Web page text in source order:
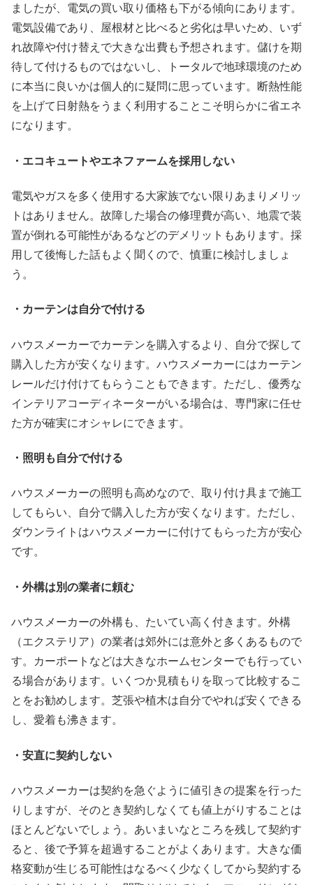
ましたが、電気の買い取り価格も下がる傾向にあります。
電気設備であり、屋根材と比べると劣化は早いため、いず
れ故障や付け替えで大きな出費も予想されます。儲けを期
待して付けるものではないし、トータルで地球環境のため
に本当に良いかは個人的に疑問に思っています。断熱性能
を上げて日射熱をうまく利用することこそ明らかに省エネ
になります。
・エコキュートやエネファームを採用しない
電気やガスを多く使用する大家族でない限りあまりメリッ
トはありません。故障した場合の修理費が高い、地震で装
置が倒れる可能性があるなどのデメリットもあります。採
用して後悔した話もよく聞くので、慎重に検討しましょ
う。
・カーテンは自分で付ける
ハウスメーカーでカーテンを購入するより、自分で探して
購入した方が安くなります。ハウスメーカーにはカーテン
レールだけ付けてもらうこともできます。ただし、優秀な
インテリアコーディネーターがいる場合は、専門家に任せ
た方が確実にオシャレにできます。
・照明も自分で付ける
ハウスメーカーの照明も高めなので、取り付け具まで施工
してもらい、自分で購入した方が安くなります。ただし、
ダウンライトはハウスメーカーに付けてもらった方が安心
です。
・外構は別の業者に頼む
ハウスメーカーの外構も、たいてい高く付きます。外構
（エクステリア）の業者は郊外には意外と多くあるもので
す。カーポートなどは大きなホームセンターでも行ってい
る場合があります。いくつか見積もりを取って比較するこ
とをお勧めします。芝張や植木は自分でやれば安くできる
し、愛着も沸きます。
・安直に契約しない
ハウスメーカーは契約を急ぐように値引きの提案を行った
りしますが、そのとき契約しなくても値上がりすることは
ほとんどないでしょう。あいまいなところを残して契約す
ると、後で予算を超過することがよくあります。大きな価
格変動が生じる可能性はなるべく少なくしてから契約する